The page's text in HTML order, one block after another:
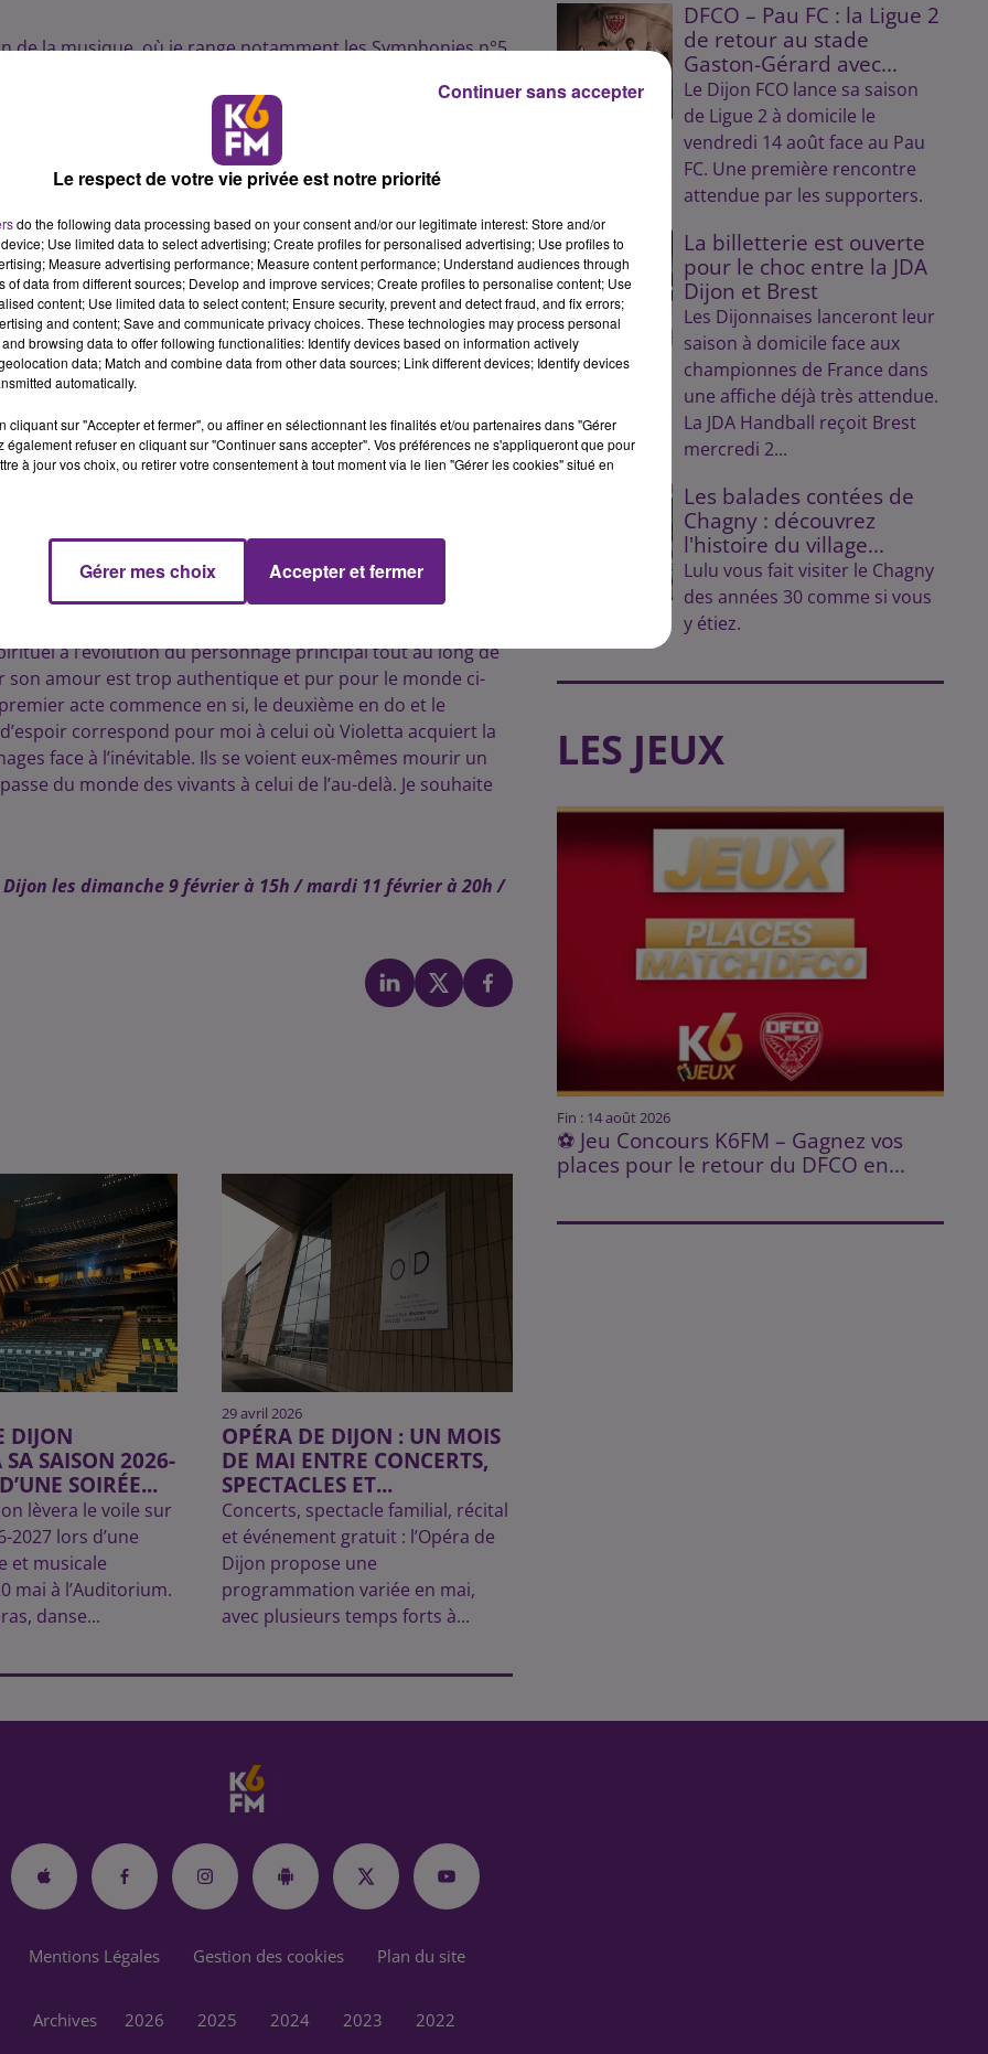
la musique, où je range notamment les Symphonies n°5
Amadeus Mozart ou encore la Tosca de Giacomo Puccini.
! La Traviata était pour moi comme un mirage qui
une évolution dans le langage musical de Verdi.
de jeunesse pour intégrer davantage l’action à
des remises en mouvement. En 1840, Verdi perd sa
morts en bas âge. Lorsqu’il entreprend de composer
avec la soprano Giuseppina Strepponi. Cette relation
Verdi a trouvé dans le roman de Dumas un miroir
il a souhaité critiquer cette société superficielle et
amour. Mon approche est de construire le temps en spirale
de l’œuvre. Il s’agit de moments ou d’éléments qui se
de cette spirale. Prenons quelques exemples. Au
à la fin du deuxième acte, chez Flora, la fête n’est plus
acte, Violetta se résigne à quitter Alfredo. On retrouve
del passato ». Dans le grand duo de Violetta et Germont, «
» (« mourir si jeune ») au troisième acte. Il y a ainsi
de cet opéra.
de l’amour qui traverse toute l’œuvre. Après l’idylle du
agonise et devient un souvenir au troisième acte. Dans
Elle m’évoque une cathédrale gothique avec une
de s’élever vers le ciel, au travers des points
à l’évolution du personnage principal tout au long de
son amour est trop authentique et pur pour le monde ci-
acte commence en si, le deuxième en do et le
correspond pour moi à celui où Violetta acquiert la
face à l’inévitable. Ils se voient eux-mêmes mourir un
du monde des vivants à celui de l’au-delà. Je souhaite
les dimanche 9 février à 15h / mardi 11 février à 20h /
DIJON
SA SAISON 2026-
SOIRÉE...
lèvera le voile sur
2027 lors d’une
et musicale
mai à l’Auditorium.
danse...
29 avril 2026
OPÉRA DE DIJON : UN MOIS
DE MAI ENTRE CONCERTS,
SPECTACLES ET...
Concerts, spectacle familial, récital
et événement gratuit : l’Opéra de
Dijon propose une
programmation variée en mai,
avec plusieurs temps forts à...
DFCO – Pau FC : la Ligue 2
de retour au stade
Gaston-Gérard avec...
Le Dijon FCO lance sa saison
de Ligue 2 à domicile le
vendredi 14 août face au Pau
FC. Une première rencontre
attendue par les supporters.
La billetterie est ouverte
pour le choc entre la JDA
Dijon et Brest
Les Dijonnaises lanceront leur
saison à domicile face aux
championnes de France dans
une affiche déjà très attendue.
La JDA Handball reçoit Brest
mercredi 2...
Les balades contées de
Chagny : découvrez
l'histoire du village...
Lulu vous fait visiter le Chagny
des années 30 comme si vous
y étiez.
LES JEUX
Fin : 14 août 2026
⚽ Jeu Concours K6FM – Gagnez vos
places pour le retour du DFCO en...
Mentions Légales Gestion des cookies Plan du site
Archives 2026 2025 2024 2023 2022
Le respect de votre vie privée est notre priorité
do the following data processing based on your consent and/or our legitimate interest: Store and/or
Use limited data to select advertising; Create profiles for personalised advertising; Use profiles to
Measure advertising performance; Measure content performance; Understand audiences through
of data from different sources; Develop and improve services; Create profiles to personalise content; Use
content; Use limited data to select content; Ensure security, prevent and detect fraud, and fix errors;
and content; Save and communicate privacy choices. These technologies may process personal
browsing data to offer following functionalities: Identify devices based on information actively
data; Match and combine data from other data sources; Link different devices; Identify devices
automatically.
cliquant sur "Accepter et fermer", ou affiner en sélectionnant les finalités et/ou partenaires dans "Gérer
également refuser en cliquant sur "Continuer sans accepter". Vos préférences ne s'appliqueront que pour
à jour vos choix, ou retirer votre consentement à tout moment via le lien "Gérer les cookies" situé en
Gérer mes choix Accepter et fermer
Continuer sans accepter